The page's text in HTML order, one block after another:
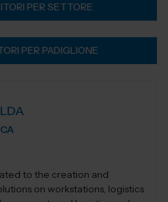
PER SETTORE
PER PADIGLIONE
to the creation and
on workstations, logistics